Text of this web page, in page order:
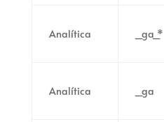
Analítica _ga_*
Analítica _ga